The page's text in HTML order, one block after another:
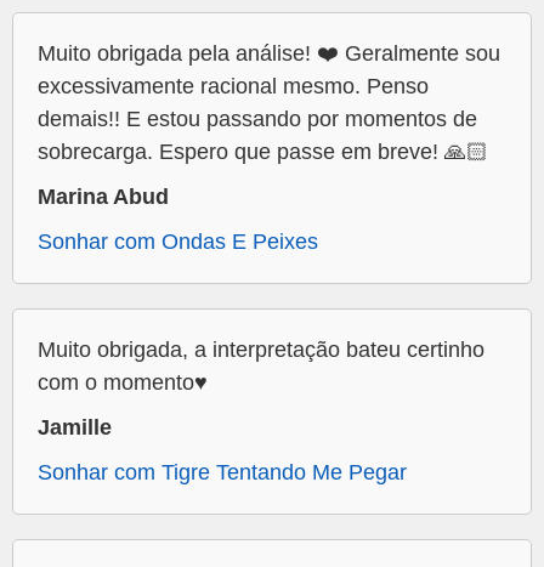
Muito obrigada pela análise! ❤️ Geralmente sou
excessivamente racional mesmo. Penso
demais!! E estou passando por momentos de
sobrecarga. Espero que passe em breve! 🙏🏻
Marina Abud
Sonhar com Ondas E Peixes
Muito obrigada, a interpretação bateu certinho
com o momento♥️
Jamille
Sonhar com Tigre Tentando Me Pegar